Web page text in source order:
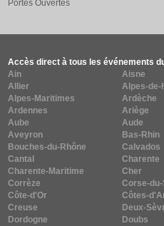
Portes Ouvertes
Accès direct à tous les événements
Ain
Aisne
Allier
Alpes-de-
Alpes-Maritimes
Ardèche
Ardennes
Ariège
Aube
Aude
Aveyron
Bas-Rhin
Bouches-du-Rhône
Calvados
Cantal
Charente
Charente-Maritime
Cher
Corrèze
Corse-du-
Côte-d'Or
Côtes-
Creuse
Deux-
Dordogne
Doubs